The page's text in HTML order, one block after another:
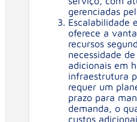
gerenciadas
Escalabilidade
oferece a
recursos
necessidade
adicionais em
infraestrutura
requer um
prazo para
demanda, o
custos